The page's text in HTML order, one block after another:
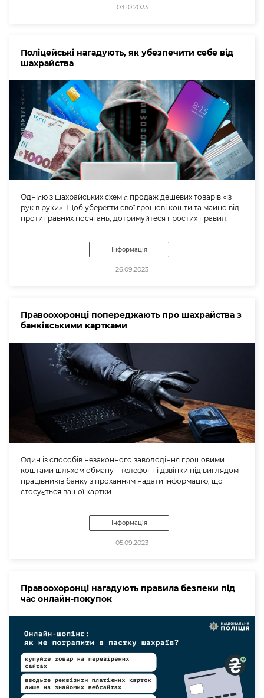
03.10.2023
Поліцейські нагадують, як убезпечити себе від
шахрайства
Однією з шахрайських схем є продаж дешевих товарів «із
рук в руки». Щоб уберегти свої грошові кошти та майно від
протиправних посягань, дотримуйтеся простих правил.
Інформація
26.09.2023
Правоохоронці попереджають про шахрайства з
банківськими картками
Один із способів незаконного заволодіння грошовими
коштами шляхом обману – телефонні дзвінки під виглядом
працівників банку з проханням надати інформацію, що
стосується вашої картки.
Інформація
05.09.2023
Правоохоронці нагадують правила безпеки під
час онлайн-покупок